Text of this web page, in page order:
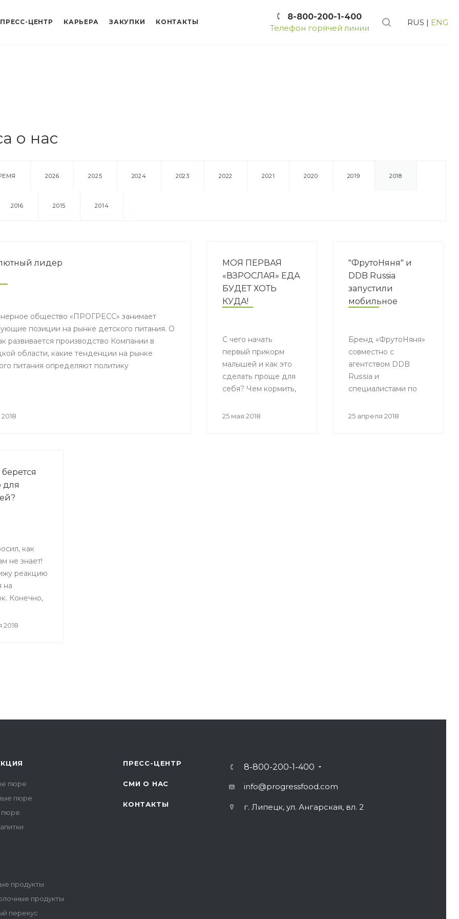
RUS | ENG
8-800-200-1-400
Телефон горячей линии
ПРЕСС-ЦЕНТР КАРЬЕРА ЗАКУПКИ КОНТАКТЫ
о нас
2026 2025 2024 2023 2022 2021 2020 2019 2018
2016 2015 2014
лидер
общество «ПРОГРЕСС» занимает
позиции на рынке детского питания. О
развивается производство Компании в
области, какие тенденции на рынке
питания определяют политику
МОЯ ПЕРВАЯ
«ВЗРОСЛАЯ» ЕДА
БУДЕТ ХОТЬ
КУДА!
С чего начать
первый прикорм
малышей и как это
сделать проще для
себя? Чем кормить,
соблюдающая
25 мая 2018
"ФрутоНяня" и
DDB Russia
запустили
мобильное
продолжительности
и качества
детского сна
Бренд «ФрутоНяня»
совместно с
агентством DDB
Russia и
специалистами по
Sleep Expert
25 апреля 2018
для
как
не знает!
реакцию
на
Конечно,
юнцы!
ему
2018
пюре
пюре
продукты
продукты
перекус
ПРЕСС-ЦЕНТР
СМИ О НАС
КОНТАКТЫ
8-800-200-1-400
info@progressfood.com
г. Липецк, ул. Ангарская, вл. 2